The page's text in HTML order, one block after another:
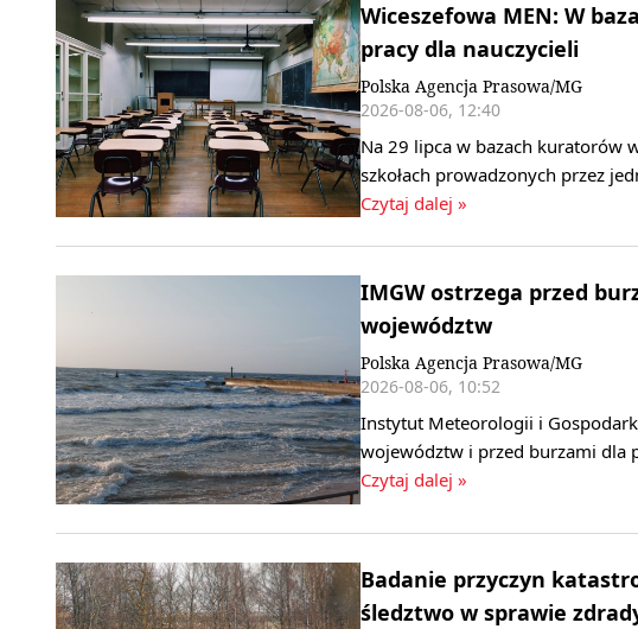
Wiceszefowa MEN: W
pracy dla nauczycieli
Polska Agencja Prasowa/MG
2026-08-06, 12:40
Na 29 lipca w bazach kuratorów
szkołach prowadzonych przez
Czytaj dalej »
IMGW ostrzega przed
województw
Polska Agencja Prasowa/MG
2026-08-06, 10:52
Instytut Meteorologii i
województw i przed burzami dla
Czytaj dalej »
Badanie przyczyn
śledztwo w sprawie